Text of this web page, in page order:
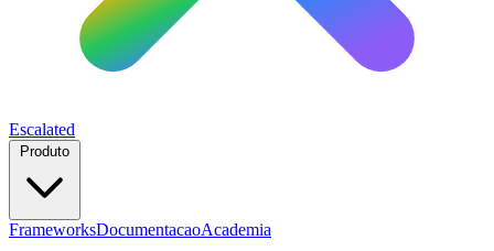
Escalated
FrameworksDocumentacaoAcademia